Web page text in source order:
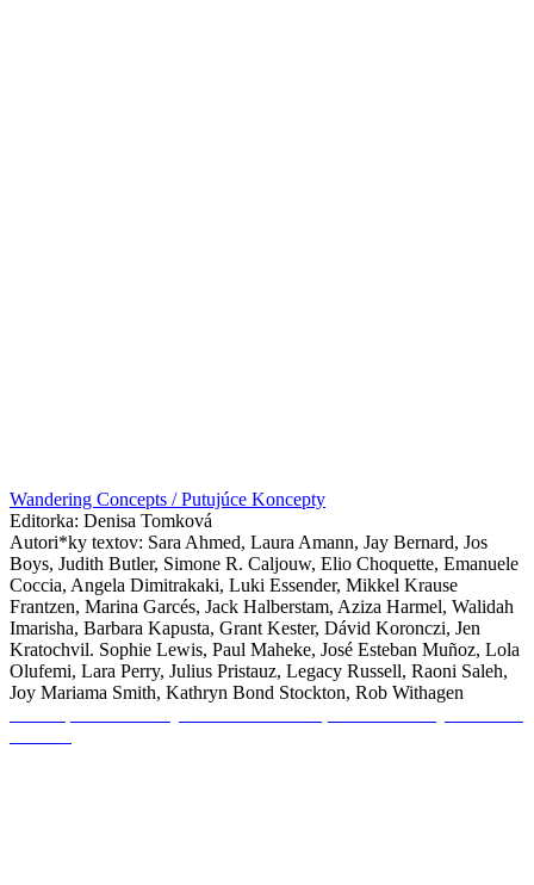
Wandering Concepts / Putujúce Koncepty
Editorka: Denisa Tomková
Autori*ky textov: Sara Ahmed, Laura Amann, Jay Bernard, Jos
Boys, Judith Butler, Simone R. Caljouw, Elio Choquette, Emanuele
Coccia, Angela Dimitrakaki, Luki Essender, Mikkel Krause
Frantzen, Marina Garcés, Jack Halberstam, Aziza Harmel, Walidah
Imarisha, Barbara Kapusta, Grant Kester, Dávid Koronczi, Jen
Kratochvil. Sophie Lewis, Paul Maheke, José Esteban Muñoz, Lola
Olufemi, Lara Perry, Julius Pristauz, Legacy Russell, Raoni Saleh,
Joy Mariama Smith, Kathryn Bond Stockton, Rob Withagen